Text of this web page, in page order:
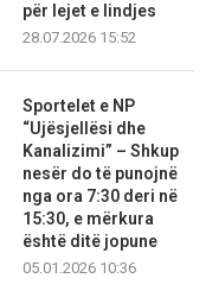
për lejet e lindjes
28.07.2026 15:52
Sportelet e NP
“Ujësjellësi dhe
Kanalizimi” – Shkup
nesër do të punojnë
nga ora 7:30 deri në
15:30, e mërkura
është ditë jopune
05.01.2026 10:36